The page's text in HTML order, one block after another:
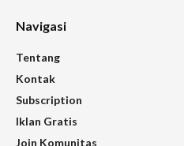
Navigasi
Tentang
Kontak
Subscription
Iklan Gratis
Join Komunitas